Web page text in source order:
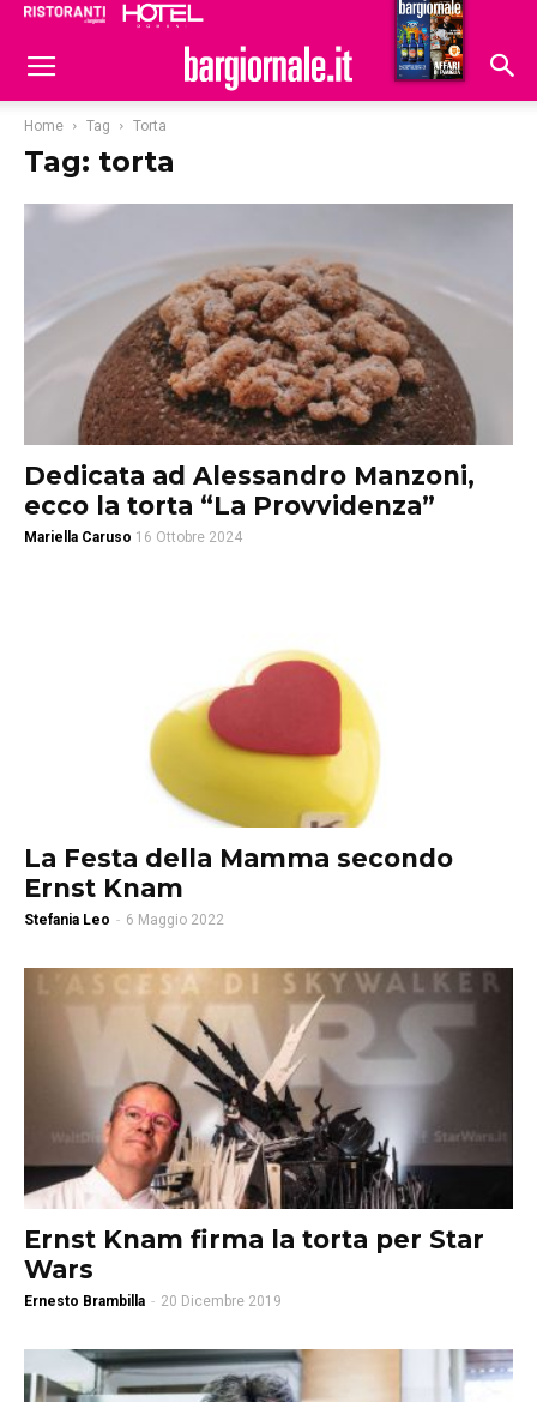
Hoteldomani
Home Tag Torta
Tag: torta
Dedicata ad Alessandro Manzoni,
ecco la torta “La Provvidenza”
Mariella Caruso 16 Ottobre 2024
La Festa della Mamma secondo
Ernst Knam
Stefania Leo - 6 Maggio 2022
Ernst Knam firma la torta per Star
Wars
Ernesto Brambilla - 20 Dicembre 2019